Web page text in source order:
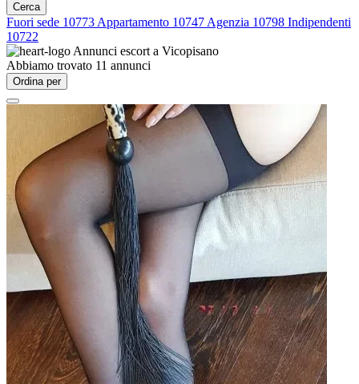
Cerca
Fuori sede 10773 Appartamento 10747 Agenzia 10798 Indipendenti
10722
Annunci escort a Vicopisano
Abbiamo trovato 11 annunci
Ordina per